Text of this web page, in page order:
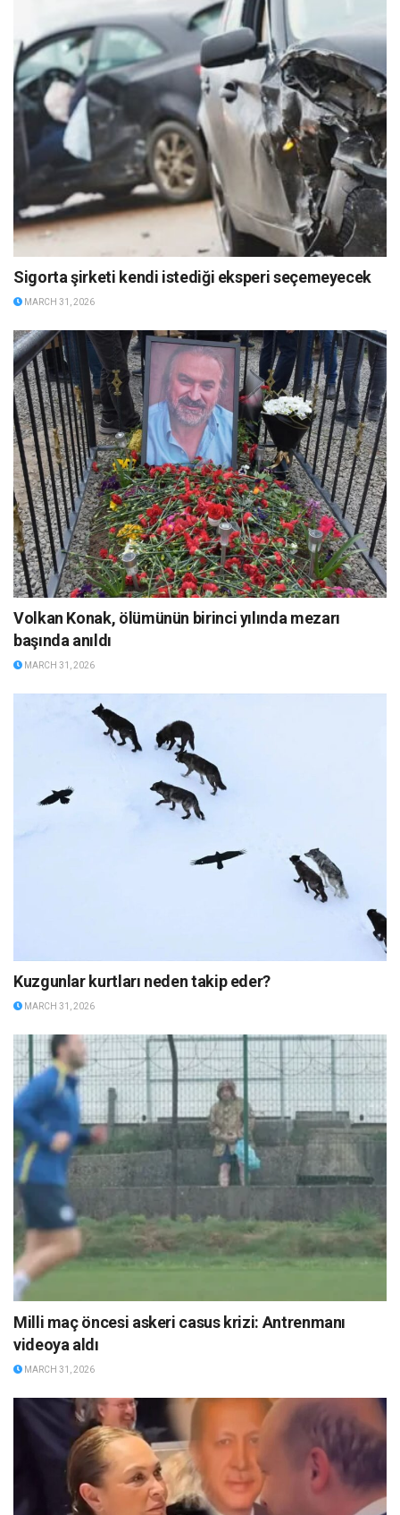
Sigorta şirketi kendi istediği eksperi seçemeyecek
MARCH 31, 2026
Volkan Konak, ölümünün birinci yılında mezarı
başında anıldı
MARCH 31, 2026
Kuzgunlar kurtları neden takip eder?
MARCH 31, 2026
Milli maç öncesi askeri casus krizi: Antrenmanı
videoya aldı
MARCH 31, 2026